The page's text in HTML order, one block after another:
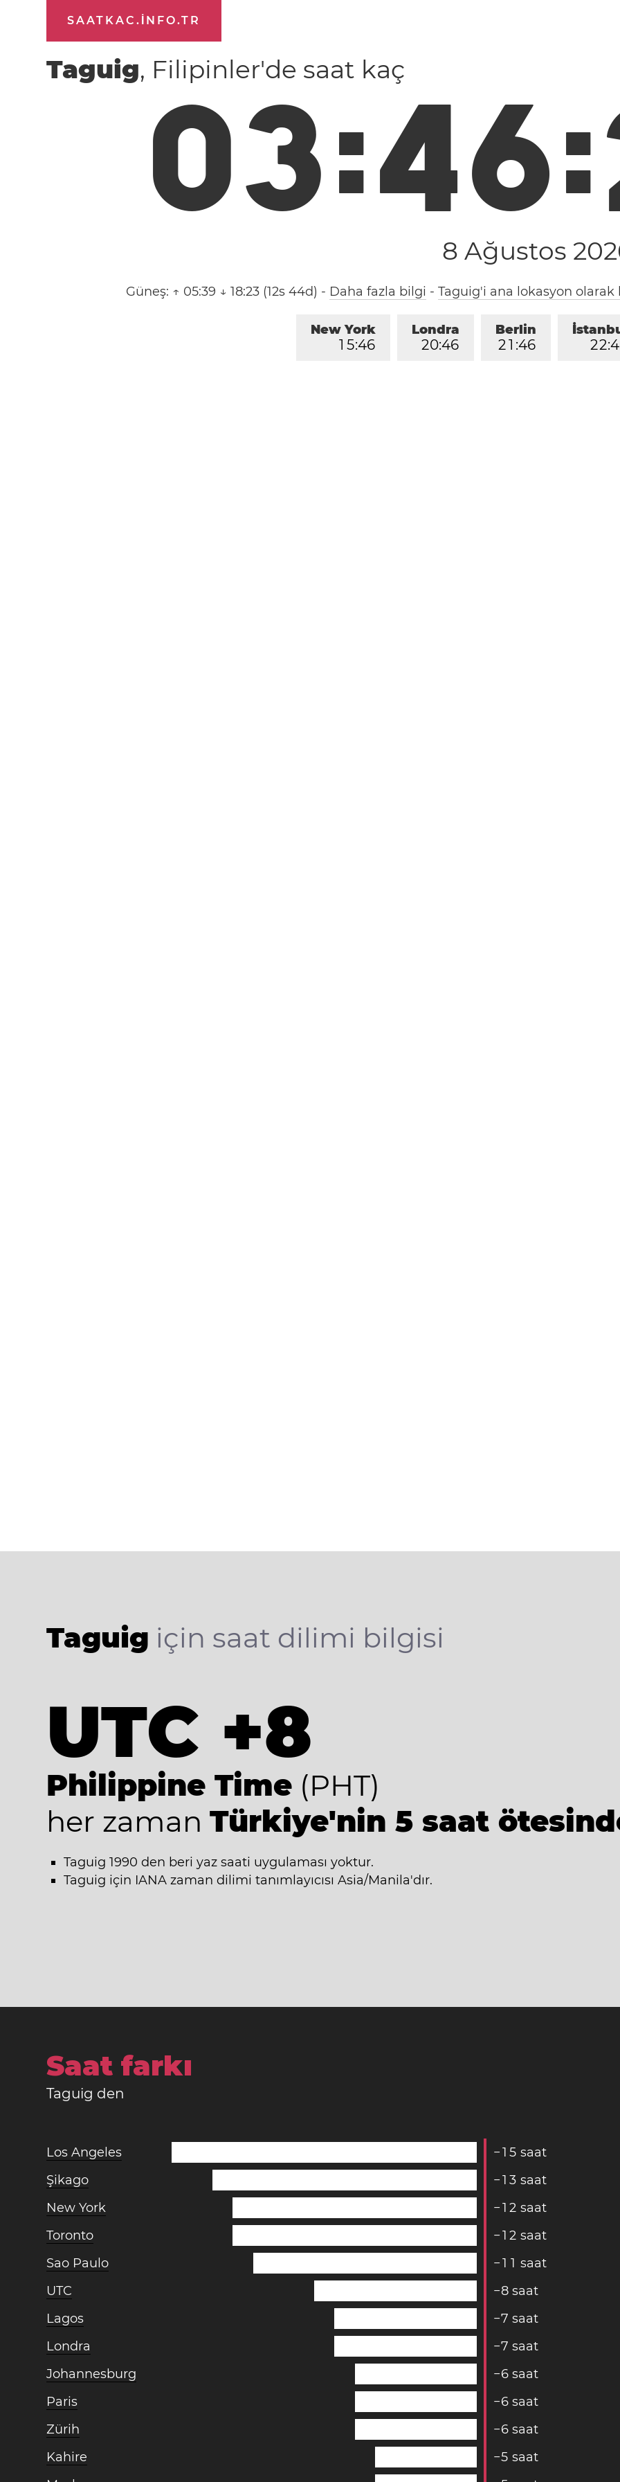
SAATKAC.INFO.TR
Taguig, Filipinler'de saat kaç
03:46:
8 Ağustos
Güneş: ↑ 05:39 ↓ 18:23 (12s 44d) - Daha fazla bilgi - Taguig'i ana lokasyon olarak
22:4
Berlin
21 :46
Londra
20:46
New York
1 5:46
Taguig için saat dilimi bilgisi
UTC +8
Philippine Time (PHT)
her zaman Türkiye'nin 5 saat
Taguig 1990 den beri yaz saati uygulaması yoktur.
Taguig için IANA zaman dilimi tanımlayıcısı Asia/Manila'dır.
Saat farkı
Taguig den
Los Angeles −1 5 saat
Şikago
−1 3 saat
New York
−1 2 saat
Toronto
−1 2 saat
Sao Paulo
−1 1 saat
UTC
−8 saat
Lagos
−7 saat
Londra
−7 saat
Johannesburg
−6 saat
Paris
−6 saat
Zürih
−6 saat
Kahire
−5 saat